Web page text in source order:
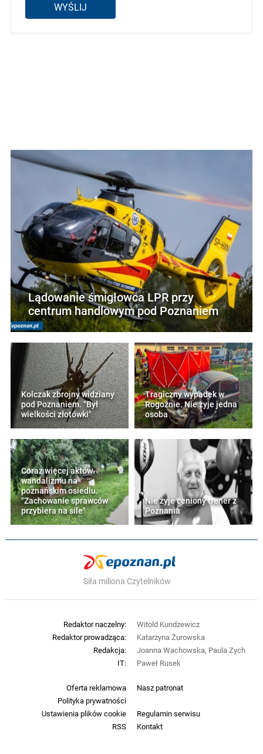
WYŚLIJ
Lądowanie śmigłowca LPR przy
centrum handlowym pod Poznaniem
Kolczak zbrojny widziany
pod Poznaniem. "Był
wielkości złotówki"
Tragiczny wypadek w
Rogoźnie. Nie żyje jedna
osoba
Coraz więcej aktów
wandalizmu na
poznańskim osiedlu.
"Zachowanie sprawców
przybiera na sile"
Nie żyje ceniony trener z
Poznania
Siła miliona Czytelników
Oferta reklamowa
Nasz patronat
Polityka prywatności
Ustawienia plików cookie
Regulamin serwisu
RSS
Kontakt
Redaktor naczelny:
Witold Kundzewicz
Redaktor prowadząca:
Katarzyna Żurowska
Redakcja:
Joanna Wachowska, Paula Zych
IT:
Paweł Rusek